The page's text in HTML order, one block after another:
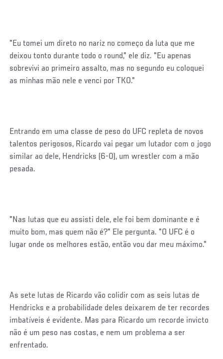
"Eu tomei um direto no nariz no começo da luta que me
deixou tonto durante todo o round," ele diz. "Eu apenas
sobrevivi ao primeiro assalto, mas no segundo eu coloquei
as minhas mão nele e venci por TKO."
Entrando em uma classe de peso do UFC repleta de novos
talentos perigosos, Ricardo vai pegar um lutador com o jogo
similar ao dele, Hendricks (6-0), um wrestler com a mão
pesada.
"Nas lutas que eu assisti dele, ele foi bem dominante e é
muito bom, mas quem não é?" Ele pergunta. "O UFC é o
lugar onde os melhores estão, então vou dar meu máximo."
As sete lutas de Ricardo vão colidir com as seis lutas de
Hendricks e a probabilidade deles deixarem de ter recordes
imbatíveis é evidente. Mas para Ricardo um recorde invicto
não é um peso nas costas, e nem um problema a ser
enfrentado.